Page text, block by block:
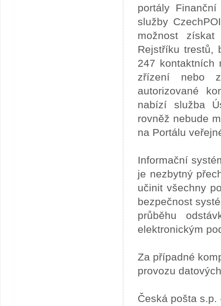
portály
služby
možnost
Rejstříku trestů,
247 kontaktních
zřízení nebo
autorizované
nabízí služba
rovněž nebude
na Portálu
Informační
je nezbytný
učinit všechny
bezpečnost
průběhu
elektronickým
Za případné
provozu
Česká pošta s.p.